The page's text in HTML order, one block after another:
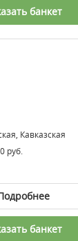
банкет
Кавказская
руб.
банкет